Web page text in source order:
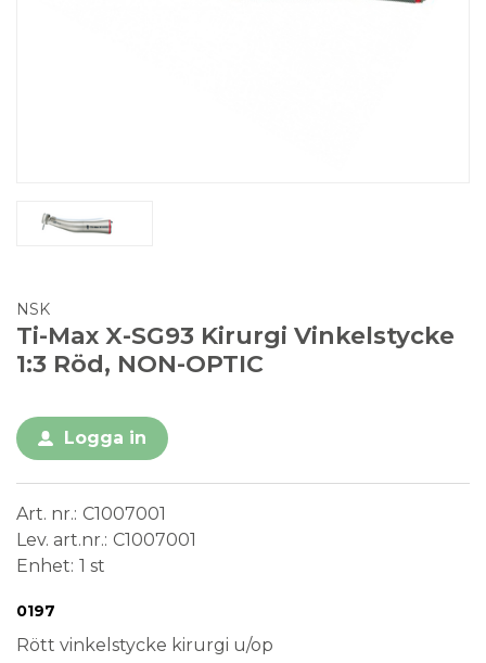
NSK
Ti-Max X-SG93 Kirurgi Vinkelstycke
1:3 Röd, NON-OPTIC
Logga in
Art. nr. C1007001
Lev. art.nr. C1007001
Enhet 1 st
Medical Device
0197
Rött vinkelstycke kirurgi u/op